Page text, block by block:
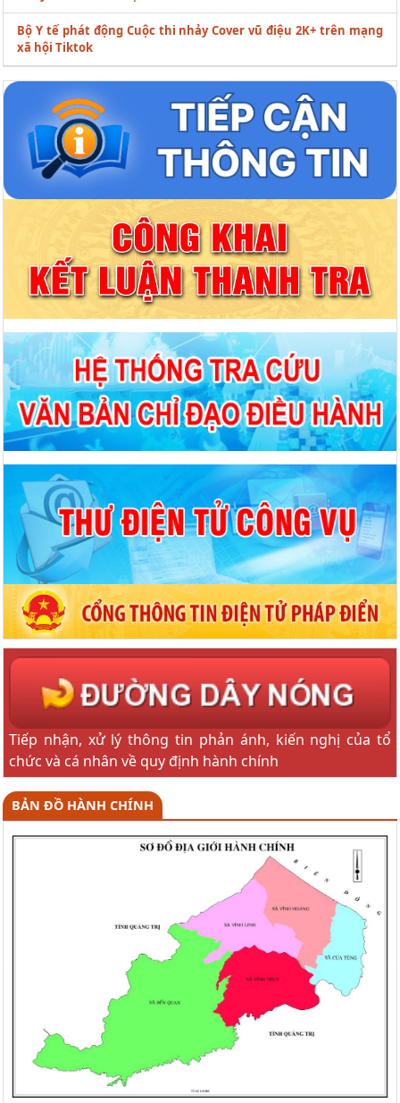
Bộ Y tế phát động Cuộc thi nhảy Cover vũ điệu 2K+ trên mạng
xã hội Tiktok
Tiếp nhận, xử lý thông tin phản ánh, kiến nghị của tổ
chức và cá nhân về quy định hành chính
BẢN ĐỒ HÀNH CHÍNH